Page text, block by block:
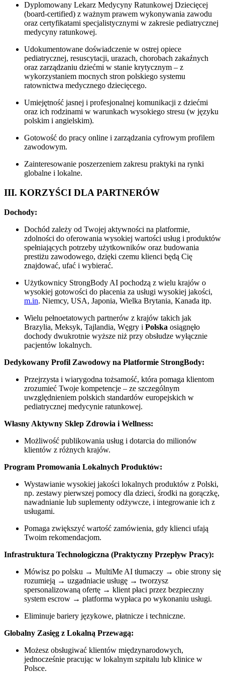
Dyplomowany Lekarz Medycyny Ratunkowej Dziecięcej
(board-certified) z ważnym prawem wykonywania zawodu
oraz certyfikatami specjalistycznymi w zakresie pediatrycznej
medycyny ratunkowej.
Udokumentowane doświadczenie w ostrej opiece
pediatrycznej, resuscytacji, urazach, chorobach zakaźnych
oraz zarządzaniu dziećmi w stanie krytycznym – z
wykorzystaniem mocnych stron polskiego systemu
ratownictwa medycznego dziecięcego.
Umiejętność jasnej i profesjonalnej komunikacji z dziećmi
oraz ich rodzinami w warunkach wysokiego stresu (w języku
polskim i angielskim).
Gotowość do pracy online i zarządzania cyfrowym profilem
zawodowym.
Zainteresowanie poszerzeniem zakresu praktyki na rynki
globalne i lokalne.
III. KORZYŚCI DLA PARTNERÓW
Dochody:
Dochód zależy od Twojej aktywności na platformie,
zdolności do oferowania wysokiej wartości usług i produktów
spełniających potrzeby użytkowników oraz budowania
prestiżu zawodowego, dzięki czemu klienci będą Cię
znajdować, ufać i wybierać.
Użytkownicy StrongBody AI pochodzą z wielu krajów o
wysokiej gotowości do płacenia za usługi wysokiej jakości,
m.in. Niemcy, USA, Japonia, Wielka Brytania, Kanada itp.
Wielu pełnoetatowych partnerów z krajów takich jak
Brazylia, Meksyk, Tajlandia, Węgry i Polska osiągnęło
dochody dwukrotnie wyższe niż przy obsłudze wyłącznie
pacjentów lokalnych.
Dedykowany Profil Zawodowy na Platformie StrongBody:
Przejrzysta i wiarygodna tożsamość, która pomaga klientom
zrozumieć Twoje kompetencje – ze szczególnym
uwzględnieniem polskich standardów europejskich w
pediatrycznej medycynie ratunkowej.
Własny Aktywny Sklep Zdrowia i Wellness:
Możliwość publikowania usług i dotarcia do milionów
klientów z różnych krajów.
Program Promowania Lokalnych Produktów:
Wystawianie wysokiej jakości lokalnych produktów z Polski,
np. zestawy pierwszej pomocy dla dzieci, środki na gorączkę,
nawadnianie lub suplementy odżywcze, i integrowanie ich z
usługami.
Pomaga zwiększyć wartość zamówienia, gdy klienci ufają
Twoim rekomendacjom.
Infrastruktura Technologiczna (Praktyczny Przepływ Pracy):
Mówisz po polsku → MultiMe AI tłumaczy → obie strony się
rozumieją → uzgadniacie usługę → tworzysz
spersonalizowaną ofertę → klient płaci przez bezpieczny
system escrow → platforma wypłaca po wykonaniu usługi.
Eliminuje bariery językowe, płatnicze i techniczne.
Globalny Zasięg z Lokalną Przewagą:
Możesz obsługiwać klientów międzynarodowych,
jednocześnie pracując w lokalnym szpitalu lub klinice w
Polsce.